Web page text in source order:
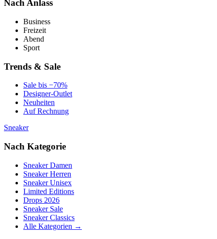
Nach Anlass
Business
Freizeit
Abend
Sport
Trends & Sale
Sale bis −70%
Designer-Outlet
Neuheiten
Auf Rechnung
Sneaker
Nach Kategorie
Sneaker Damen
Sneaker Herren
Sneaker Unisex
Limited Editions
Drops 2026
Sneaker Sale
Sneaker Classics
Alle Kategorien →